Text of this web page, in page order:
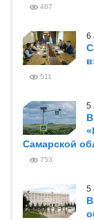
467
6
511
5
Самарской
753
5